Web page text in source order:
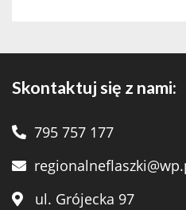
Skontaktuj się z nami:
795 757 177
ul. Grójecka 97